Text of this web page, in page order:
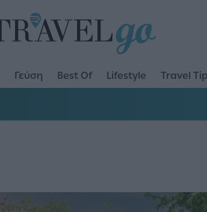
Γεύση Best Of Lifestyle Travel